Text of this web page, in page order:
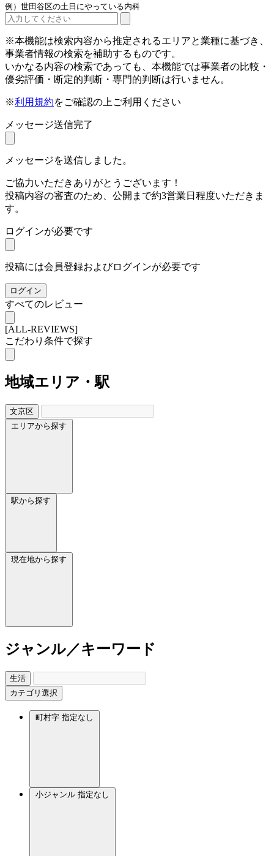
例）世田谷区の土日にやっている内科
※本機能は検索内容から推定されるエリアと業種に基づき、
事業者情報の検索を補助するものです。
いかなる内容の検索であっても、本機能では事業者の比較・
優劣評価・断定的判断・専門的判断は行いません。
※利用規約をご確認の上ご利用ください
メッセージ送信完了
メッセージを送信しました。
ご協力いただきありがとうございます！
投稿内容の審査のため、公開まで約3営業日程度いただきま
す。
ログインが必要です
投稿には会員登録およびログインが必要です
ログイン
すべてのレビュー
[ALL-REVIEWS]
こだわり条件で探す
地域エリア・駅
文京区
エリアから探す
駅から探す
現在地から探す
ジャンル／キーワード
生活
カテゴリ選択
町村字 指定なし
小ジャンル 指定なし